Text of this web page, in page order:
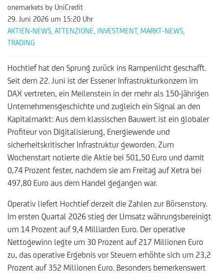
onemarkets by UniCredit
29. Juni 2026 um 15:20 Uhr
AKTIEN-NEWS ATTENZIONE INVESTMENT, MARKT-NEWS
TRADING
Hochtief hat den Sprung zurück ins Rampenlicht geschafft.
Seit dem 22. Juni ist der Essener Infrastrukturkonzern im
DAX vertreten, ein Meilenstein in der mehr als 150-jährigen
Unternehmensgeschichte und zugleich ein Signal an den
Kapitalmarkt: Aus dem klassischen Bauwert ist ein globaler
Profiteur von Digitalisierung, Energiewende und
sicherheitskritischer Infrastruktur geworden. Zum
Wochenstart notierte die Aktie bei 501,50 Euro und damit
0,74 Prozent fester, nachdem sie am Freitag auf Xetra bei
497,80 Euro aus dem Handel gegangen war.
Operativ liefert Hochtief derzeit die Zahlen zur Börsenstory.
Im ersten Quartal 2026 stieg der Umsatz währungsbereinigt
um 14 Prozent auf 9,4 Milliarden Euro. Der operative
Nettogewinn legte um 30 Prozent auf 217 Millionen Euro
zu, das operative Ergebnis vor Steuern erhöhte sich um 23,2
Prozent auf 352 Millionen Euro. Besonders bemerkenswert